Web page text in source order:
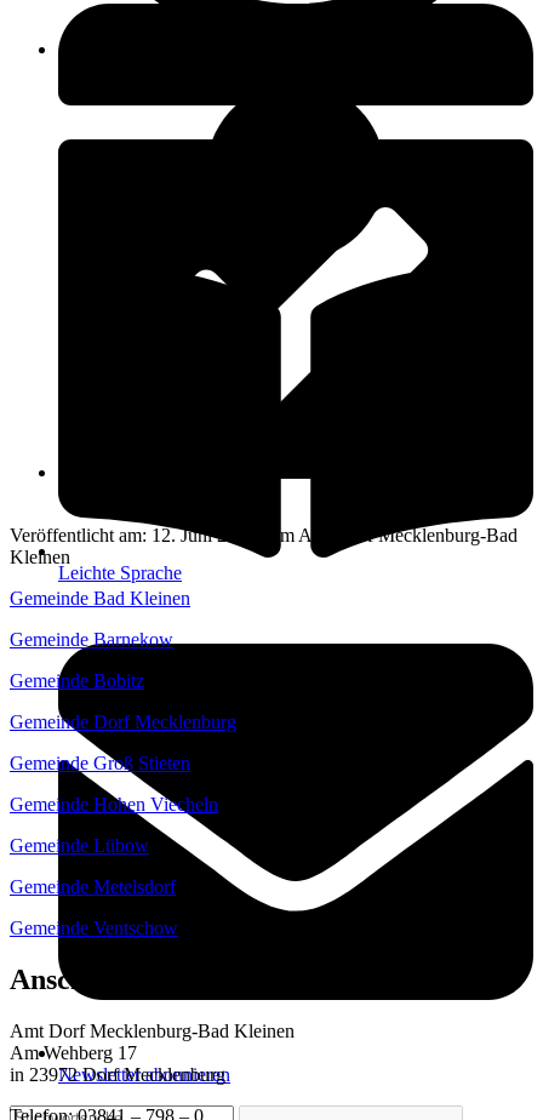
Leichte Sprache
Newsletter abonnieren
12. Juni 2024
Veröffentlicht am: 12. Juni 2024 vom Amt Dorf Mecklenburg-Bad
Kleinen
Gemeinde Bad Kleinen
Gemeinde Barnekow
Gemeinde Bobitz
Gemeinde Dorf Mecklenburg
Gemeinde Groß Stieten
Gemeinde Hohen Viecheln
Gemeinde Lübow
Gemeinde Metelsdorf
Gemeinde Ventschow
Anschrift
Amt Dorf Mecklenburg-Bad Kleinen
Am Wehberg 17
in 23972 Dorf Mecklenburg
Telefon: 03841 – 798 – 0